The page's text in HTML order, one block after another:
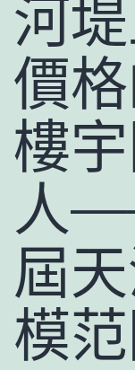
河
價
樓
人
屆
模